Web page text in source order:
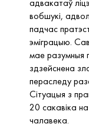
адвакатаў
вобшукі,
падчас
эміграцыю.
мае разумныя
здзейснена
пераследу
Сітуацыя з
20 сакавіка
чалавека.